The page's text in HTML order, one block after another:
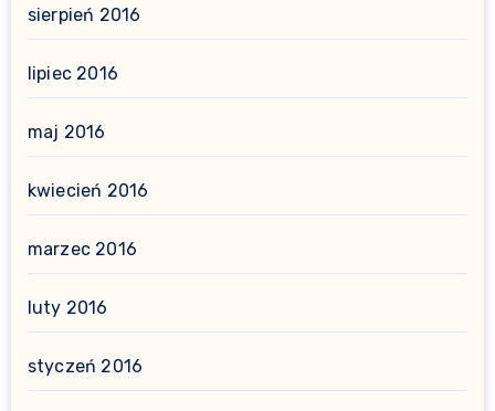
sierpień 2016
lipiec 2016
maj 2016
kwiecień 2016
marzec 2016
luty 2016
styczeń 2016